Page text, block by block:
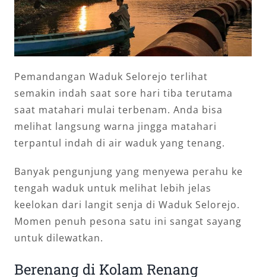
Pemandangan Waduk Selorejo terlihat
semakin indah saat sore hari tiba terutama
saat matahari mulai terbenam. Anda bisa
melihat langsung warna jingga matahari
terpantul indah di air waduk yang tenang.
Banyak pengunjung yang menyewa perahu ke
tengah waduk untuk melihat lebih jelas
keelokan dari langit senja di Waduk Selorejo.
Momen penuh pesona satu ini sangat sayang
untuk dilewatkan.
Berenang di Kolam Renang